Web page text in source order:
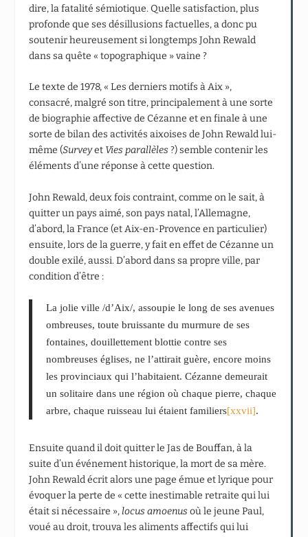
dire, la fatalité sémiotique. Quelle satisfaction, plus
profonde que ses désillusions factuelles, a donc pu
soutenir heureusement si longtemps John Rewald
dans sa quête « topographique » vaine ?
Le texte de 1978, « Les derniers motifs à Aix »,
consacré, malgré son titre, principalement à une sorte
de biographie affective de Cézanne et en finale à une
sorte de bilan des activités aixoises de John Rewald lui-
même (Surveyet Vies parallèles?) semble contenir les
éléments d’une réponse à cette question.
John Rewald, deux fois contraint, comme on le sait, à
quitter un pays aimé, son pays natal, l’Allemagne,
d’abord, la France (et Aix-en-Provence en particulier)
ensuite, lors de la guerre, y fait en effet de Cézanne un
double exilé, aussi. D’abord dans sa propre ville, par
condition d’être :
La jolie ville /d’Aix/, assoupie le long de ses avenues
ombreuses, toute bruissante du murmure de ses
fontaines, douillettement blottie contre ses
nombreuses églises, ne l’attirait guère, encore moins
les provinciaux qui l’habitaient. Cézanne demeurait
un solitaire dans une région où chaque pierre, chaque
arbre, chaque ruisseau lui étaient familiers[xxvii].
Ensuite quand il doit quitter le Jas de Bouffan, à la
suite d’un événement historique, la mort de sa mère.
John Rewald écrit alors une page émue et lyrique pour
évoquer la perte de « cette inestimable retraite qui lui
était si nécessaire »,locus amoenusoù le jeune Paul,
voué au droit, trouva les aliments affectifs qui lui